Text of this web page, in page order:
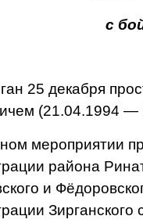
с
25 декабря
(21.04.1994 —
мероприятии
района
и